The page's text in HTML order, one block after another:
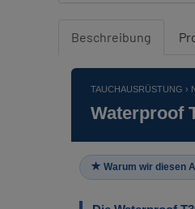
Beschreibung
TAUCHAUSRÜSTUNG ›
Waterproof
Warum wir diesen